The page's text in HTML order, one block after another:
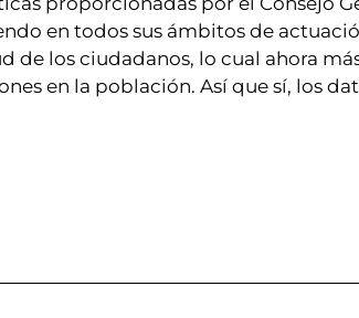
en todos sus ámbitos de
de los ciudadanos, lo cual ahora
en la población. Así que sí, los